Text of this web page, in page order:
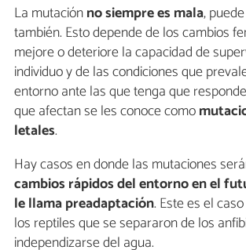
La mutaciónno siempre es mala,
también. Esto depende de los cambios
mejore o deteriore la capacidad de
individuo y de las condiciones que
entorno ante las que tenga que
que afectan se les conoce como
letales.
Hay casos en donde las mutaciones
cambios rápidos del entorno en el
le llama preadaptación. Este es el
los reptiles que se separaron de los
independizarse del agua.